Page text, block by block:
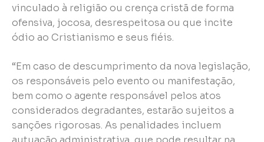
vinculado à religião ou crença cristã de forma
ofensiva, jocosa, desrespeitosa ou que incite
ódio ao Cristianismo e seus fiéis.
“Em caso de descumprimento da nova legislação,
os responsáveis pelo evento ou manifestação,
bem como o agente responsável pelos atos
considerados degradantes, estarão sujeitos a
sanções rigorosas. As penalidades incluem